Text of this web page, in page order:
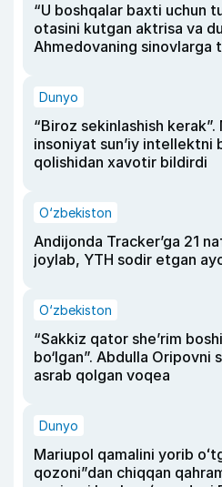
“U boshqalar baxti uchun
otasini kutgan aktrisa va
Ahmedovaning sinovlarga
Dunyo
“Biroz sekinlashish
insoniyat sun’iy intellektni
qolishidan xavotir bildirdi
O‘zbekiston
Andijonda Tracker’ga 21
joylab, YTH sodir etgan
O‘zbekiston
“Sakkiz qator she’rim
bo‘lgan”. Abdulla Oripovni
asrab qolgan voqea
Dunyo
Mariupol qamalini yorib
qozoni”dan chiqqan